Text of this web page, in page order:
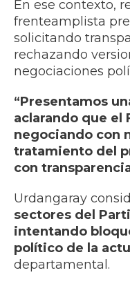
En ese contexto,
frenteamplista
solicitando
rechazando
negociaciones
“Presentamos
aclarando que el
negociando con
tratamiento del
con
Urdangaray
sectores del
intentando
político de la
departamental.